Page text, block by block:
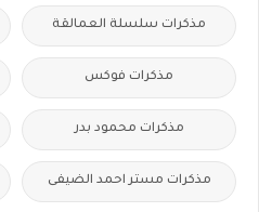
مذكرات سلسلة العمالقة
مذكرات فوكس
مذكرات محمود بدر
مذكرات مستر احمد الضيفى